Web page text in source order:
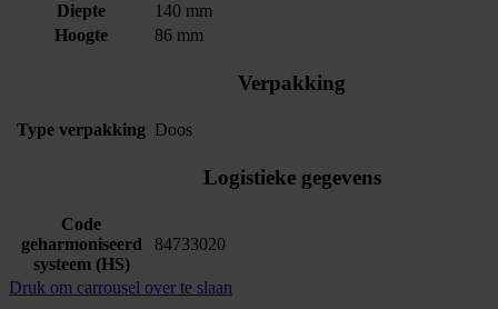
Diepte
140 mm
Hoogte
86 mm
Verpakking
Type verpakking Doos
Logistieke gegevens
Code
geharmoniseerd
systeem (HS)
84733020
Druk om carrousel over te slaan